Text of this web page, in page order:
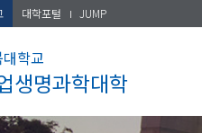
대학포털 JUMP
학교
생명과학대학